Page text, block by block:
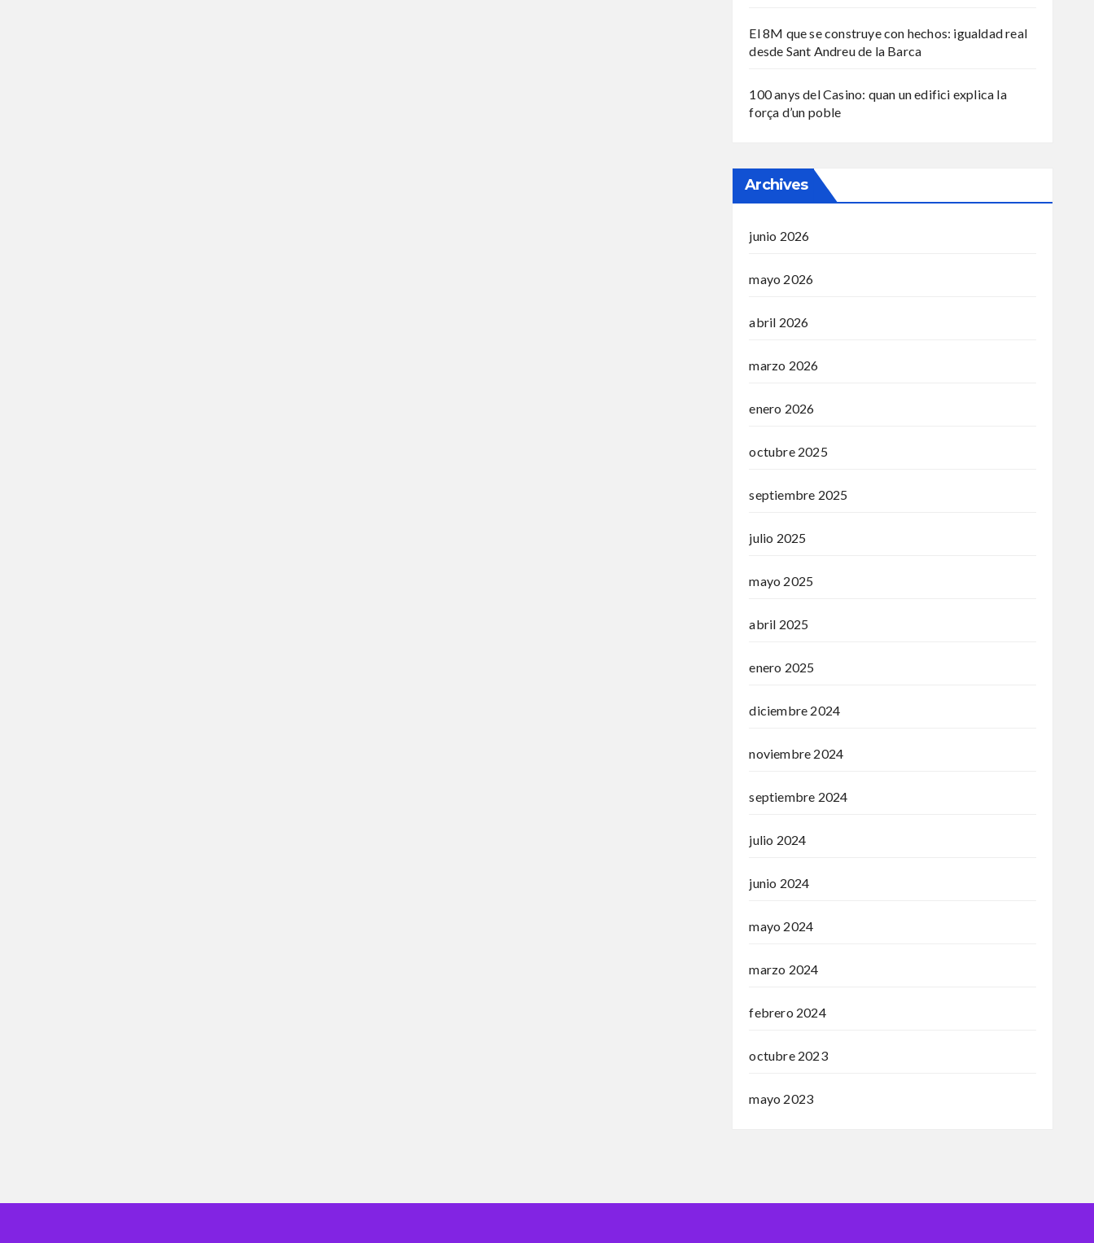
El 8M que se construye con hechos: igualdad real
desde Sant Andreu de la Barca
100 anys del Casino: quan un edifici explica la
força d’un poble
Archives
junio 2026
mayo 2026
abril 2026
marzo 2026
enero 2026
octubre 2025
septiembre 2025
julio 2025
mayo 2025
abril 2025
enero 2025
diciembre 2024
noviembre 2024
septiembre 2024
julio 2024
junio 2024
mayo 2024
marzo 2024
febrero 2024
octubre 2023
mayo 2023